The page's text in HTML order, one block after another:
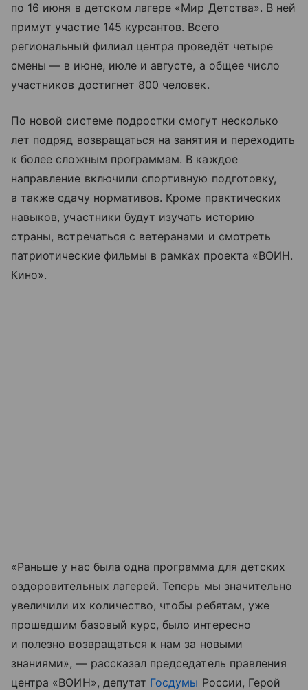
по 16 июня в детском лагере «Мир Детства». В ней
примут участие 145 курсантов. Всего
региональный филиал центра проведёт четыре
смены — в июне, июле и августе, а общее число
участников достигнет 800 человек.
По новой системе подростки смогут несколько
лет подряд возвращаться на занятия и переходить
к более сложным программам. В каждое
направление включили спортивную подготовку,
а также сдачу нормативов. Кроме практических
навыков, участники будут изучать историю
страны, встречаться с ветеранами и смотреть
патриотические фильмы в рамках проекта «ВОИН.
Кино».
«Раньше у нас была одна программа для детских
оздоровительных лагерей. Теперь мы значительно
увеличили их количество, чтобы ребятам, уже
прошедшим базовый курс, было интересно
и полезно возвращаться к нам за новыми
знаниями», — рассказал председатель правления
центра «ВОИН», депутат Госдумы России, Герой